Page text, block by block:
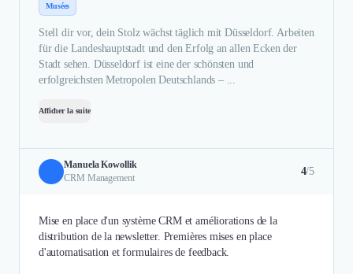
Musées
Stell dir vor, dein Stolz wächst täglich mit Düsseldorf. Arbeiten
für die Landeshauptstadt und den Erfolg an allen Ecken der
Stadt sehen. Düsseldorf ist eine der schönsten und
erfolgreichsten Metropolen Deutschlands – ...
Afficher la suite
Manuela Kowollik
CRM Management
4/5
Mise en place d'un système CRM et améliorations de la
distribution de la newsletter. Premières mises en place
d'automatisation et formulaires de feedback.